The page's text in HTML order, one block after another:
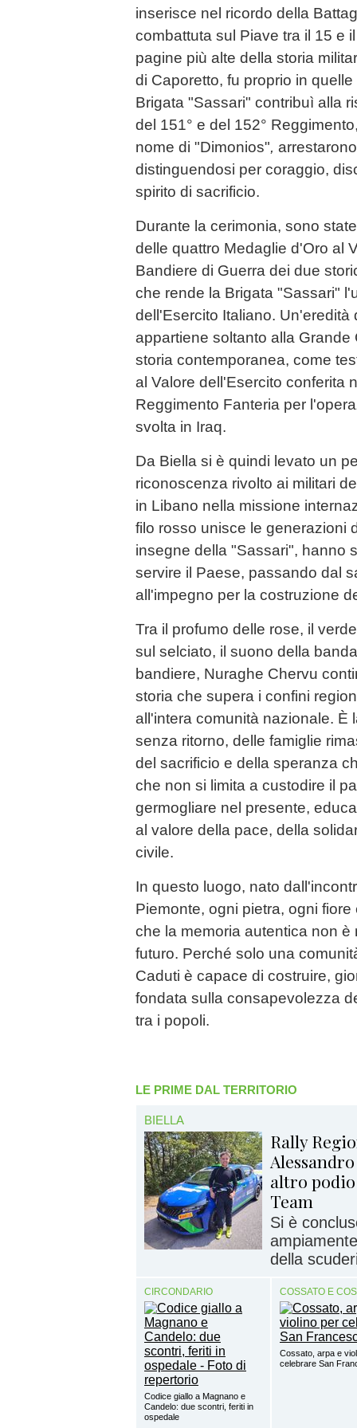
inserisce nel ricordo della
combattuta sul Piave tra il 15 e
pagine più alte della storia
di Caporetto, fu proprio in
Brigata "Sassari" contribuì alla
del 151° e del 152°
nome di "Dimonios",
distinguendosi per coraggio,
spirito di sacrificio.
Durante la cerimonia, sono
delle quattro Medaglie d'Oro al
Bandiere di Guerra dei due
che rende la Brigata "Sassari"
dell'Esercito Italiano. Un'eredità
appartiene soltanto alla
storia contemporanea, come
al Valore dell'Esercito conferita
Reggimento Fanteria per
svolta in Iraq.
Da Biella si è quindi levato un
riconoscenza rivolto ai militari
in Libano nella missione
filo rosso unisce le generazioni
insegne della "Sassari", hanno
servire il Paese, passando dal
all'impegno per la costruzione
Tra il profumo delle rose, il
sul selciato, il suono della
bandiere, Nuraghe Chervu
storia che supera i confini
all'intera comunità nazionale. È
senza ritorno, delle famiglie
del sacrificio e della speranza
che non si limita a custodire il
germogliare nel presente,
al valore della pace, della
civile.
In questo luogo, nato
Piemonte, ogni pietra, ogni
che la memoria autentica non è
futuro. Perché solo una
Caduti è capace di costruire,
fondata sulla consapevolezza
tra i popoli.
LE PRIME DAL TERRITORIO
BIELLA
Rally
altro
Team
Si è
della
CIRCONDARIO
Codice giallo a Magnano e
Candelo: due scontri, feriti in
ospedale
COSSATO E
Cossato, arpa e
celebrare San